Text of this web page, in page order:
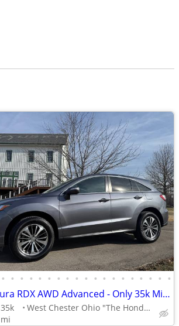
• • • • • • • • • • • • • • • • • • •
2018 Acura RDX AWD Advanced - Only 35k Miles, Leather, Moonroof
35k
mi
West Chester Ohio "The Honda Specialist"